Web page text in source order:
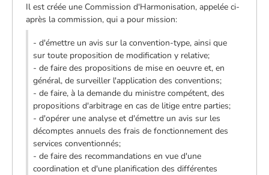
Il est créée une Commission d'Harmonisation, appelée ci-
après la commission, qui a pour mission:
- d'émettre un avis sur la convention-type, ainsi que
sur toute proposition de modification y relative;
- de faire des propositions de mise en oeuvre et, en
général, de surveiller l'application des conventions;
- de faire, à la demande du ministre compétent, des
propositions d'arbitrage en cas de litige entre parties;
- d'opérer une analyse et d'émettre un avis sur les
décomptes annuels des frais de fonctionnement des
services conventionnés;
- de faire des recommandations en vue d'une
coordination et d'une planification des différentes